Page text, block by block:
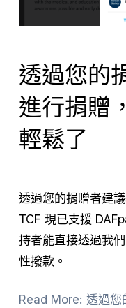
透過您的
進行捐贈
輕鬆了
透過您的捐贈者建
TCF 現已支援
持者能直接透過我
性撥款。
Read More: 透過您